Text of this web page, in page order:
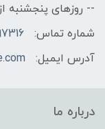
-- روزهای پنجشنبه از
شماره تماس:
آدرس ایمیل:
درباره ما